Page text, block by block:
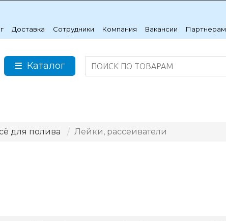
Доставка Сотрудники Компания Вакансии Партнерам
Каталог
для полива Лейки, рассеиватели